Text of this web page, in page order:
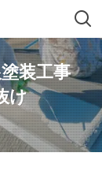
塗装工事
け